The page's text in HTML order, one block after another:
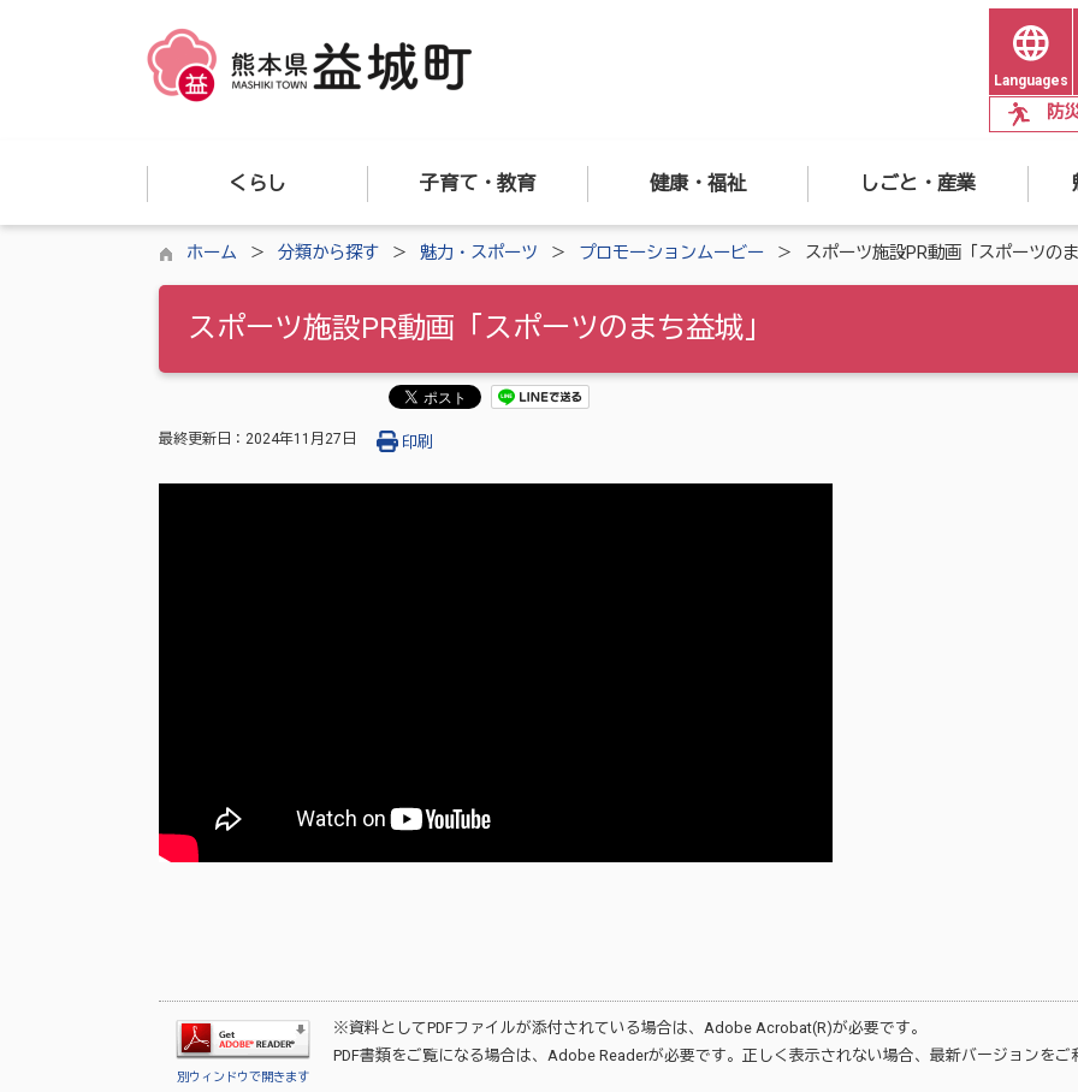
Languages
防
くらし 子育て・教育 健康・福祉 しごと・産業
ホーム 分類から探す 魅力・スポーツ プロモーションムービー スポーツ施設PR動画「スポーツのま
スポーツ施設PR動画「スポーツのまち益城」
最終更新日： 2024年11月27日 印刷
別ウィンドウで開きます
※資料としてPDFファイルが添付されている場合は、 Adobe Acrobat(R)が必要です。
PDF書類をご覧になる場合は、 Adobe Readerが必要です。正しく表示されない場合、最新バージョンをご